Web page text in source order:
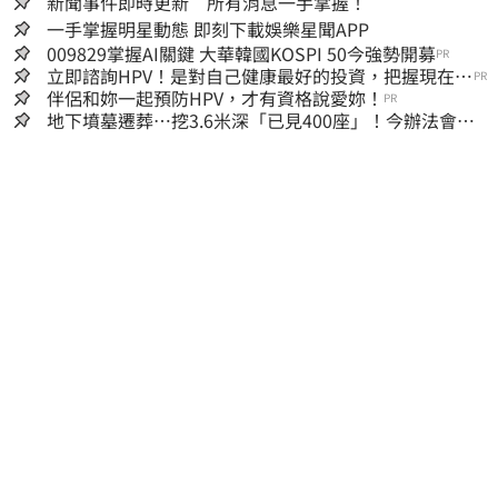
一手掌握明星動態 即刻下載娛樂星聞APP
009829掌握AI關鍵 大華韓國KOSPI 50今強勢開募PR
立即諮詢HPV！是對自己健康最好的投資，把握現在不
嫌晚！
PR
伴侶和妳一起預防HPV，才有資格說愛妳！ PR
地下墳墓遷葬…挖3.6米深「已見400座」！今辦法會安